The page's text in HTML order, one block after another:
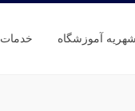
شهریه آموزشگاه خدمات